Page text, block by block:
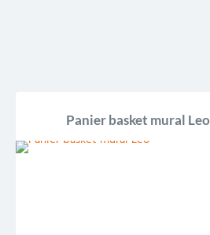
Panier basket mural Leo